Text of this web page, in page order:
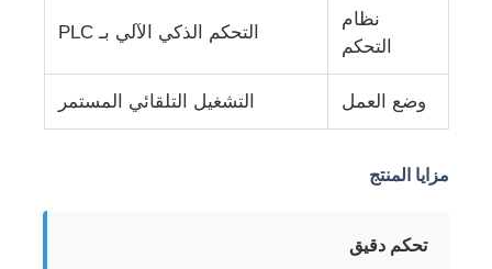
آلة التغليف
آلة تويست واحدة
آلة الكابلات
آلة اللف الزوجية
نظام
التحكم
التحكم الذكي الآلي بـ PLC
وضع العمل التشغيل التلقائي المستمر
مزايا المنتج
تحكم دقيق